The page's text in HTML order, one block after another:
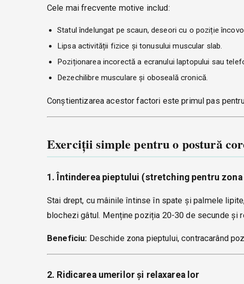
Cele mai frecvente motive includ:
Statul îndelungat pe scaun, deseori cu o poziție
Lipsa activității fizice și tonusului muscular slab.
Poziționarea incorectă a ecranului laptopului sau
Dezechilibre musculare și oboseală cronică.
Conștientizarea acestor factori este primul pas
Exerciții simple pentru o postură
1. Întinderea pieptului (stretching pentru
Stai drept, cu mâinile întinse în spate și palmele
blochezi gâtul. Menține poziția 20-30 de secunde și
Beneficiu: Deschide zona pieptului, contracarând
2. Ridicarea umerilor și relaxarea lor